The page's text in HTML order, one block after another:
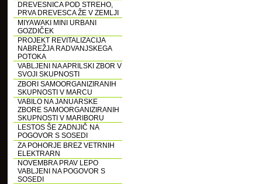
DREVESNICA POD STREHO,
PRVA DREVESCA ŽE V ZEMLJI
MIYAWAKI MINI URBANI
GOZDIČEK
PROJEKT REVITALIZACIJA
NABREŽJA RADVANJSKEGA
POTOKA
VABLJENI NA APRILSKI ZBOR V
SVOJI SKUPNOSTI
ZBORI SAMOORGANIZIRANIH
SKUPNOSTI V MARCU
VABILO NA JANUARSKE
ZBORE SAMOORGANIZIRANIH
SKUPNOSTI V MARIBORU
LESTOS ŠE ZADNJIČ NA
POGOVOR S SOSEDI
ZA POHORJE BREZ VETRNIH
ELEKTRARN
NOVEMBRA PRAV LEPO
VABLJENI NA POGOVOR S
SOSEDI